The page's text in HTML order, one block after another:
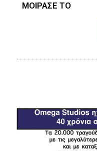
ΜΟΙΡΑΣΕ ΤΟ